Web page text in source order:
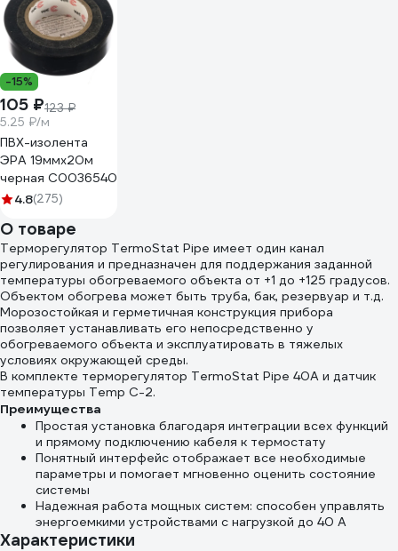
-15%
105 ₽123 ₽
5.25 ₽/м
ПВХ-изолента
ЭРА 19ммх20м
черная C0036540
4.8(275)
О товаре
Терморегулятор TermoStat Pipe имеет один канал
регулирования и предназначен для поддержания заданной
температуры обогреваемого объекта от +1 до +125 градусов.
Объектом обогрева может быть труба, бак, резервуар и т.д.
Морозостойкая и герметичная конструкция прибора
позволяет устанавливать его непосредственно у
обогреваемого объекта и эксплуатировать в тяжелых
условиях окружающей среды.
В комплекте терморегулятор TermoStat Pipe 40A и датчик
температуры Temp С-2.
Преимущества
Простая установка благодаря интеграции всех функций
и прямому подключению кабеля к термостату
Понятный интерфейс отображает все необходимые
параметры и помогает мгновенно оценить состояние
системы
Надежная работа мощных систем: способен управлять
энергоемкими устройствами с нагрузкой до 40 А
Характеристики